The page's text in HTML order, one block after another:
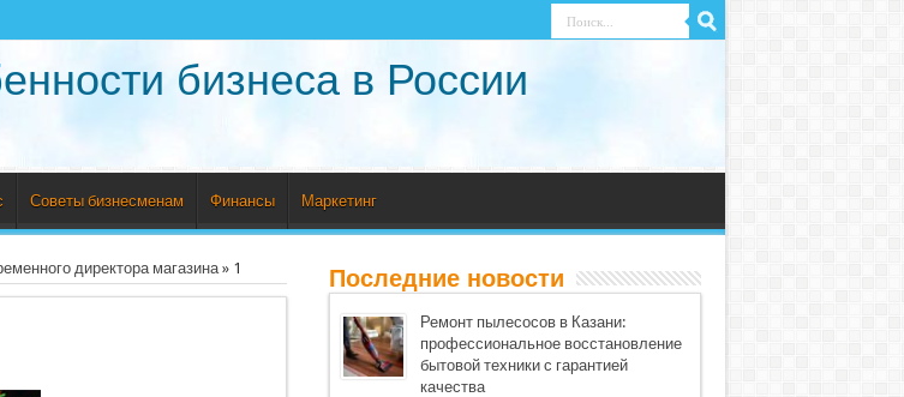
бизнеса в России
Советы бизнесменам Финансы Маркетинг
директора магазина» 1 Последние новости
Ремонт пылесосов в Казани:
профессиональное восстановление
бытовой техники с гарантией
качества